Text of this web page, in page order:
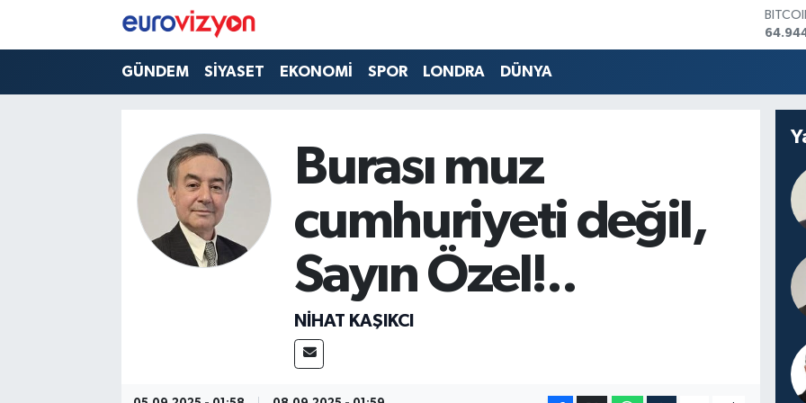
EURO
13.779
GÜNDEM SİYASET EKONOMİ SPOR LONDRA DÜNYA
Burası muz
cumhuriyeti değil,
Sayın Özel!..
NİHAT KAŞIKCI